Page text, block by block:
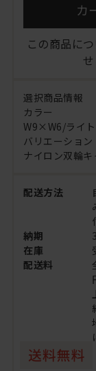
カ
この商品に
選択商品情報
カラー
W9×W6/ライ
バリエーション
ナイロン双輪キ
配送方法
納期
在庫
配送料